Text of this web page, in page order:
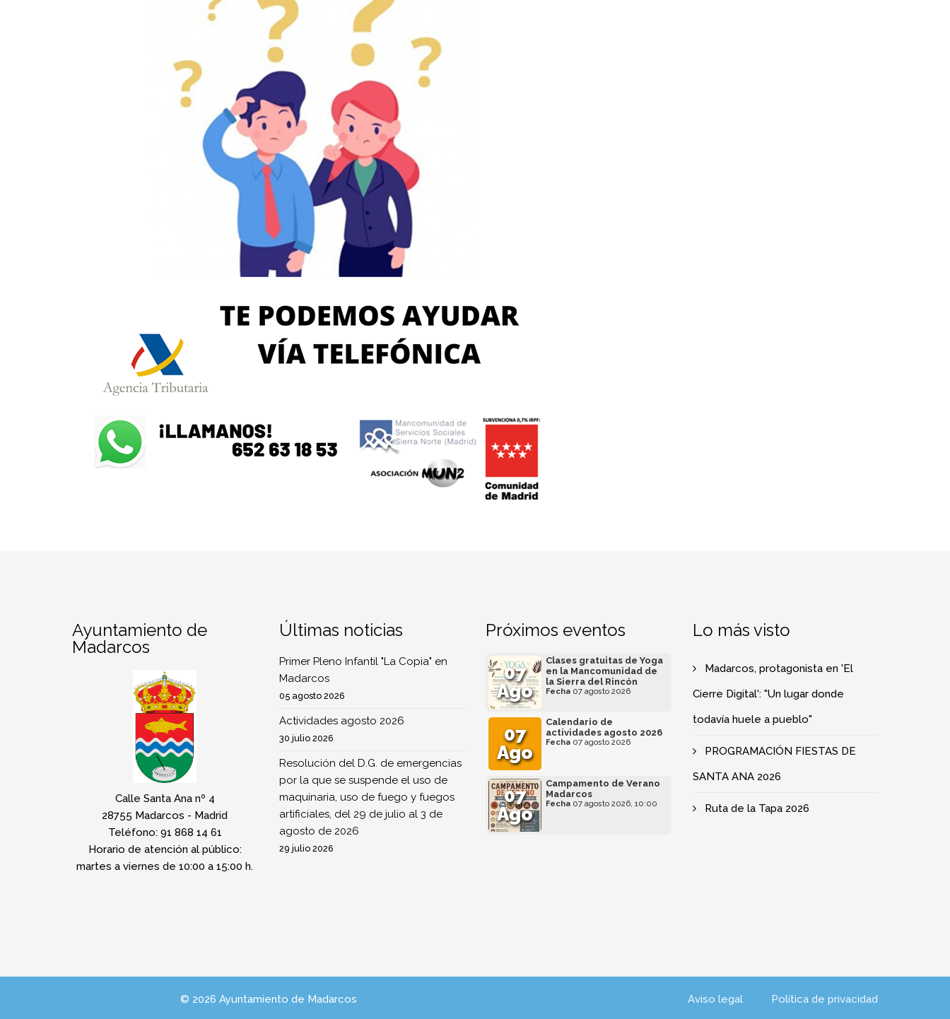
Ayuntamiento de
Madarcos
Calle Santa Ana nº 4
28755 Madarcos - Madrid
Teléfono: 91 868 14 61
Horario de atención al público:
martes a viernes de 10:00 a 15:00 h.
Últimas noticias
Primer Pleno Infantil "La Copia" en
Madarcos
05 agosto 2026
Actividades agosto 2026
30 julio 2026
Resolución del D.G. de emergencias
por la que se suspende el uso de
maquinaria, uso de fuego y fuegos
artificiales, del 29 de julio al 3 de
agosto de 2026
29 julio 2026
Próximos eventos
07
Ago
Clases gratuitas de Yoga
en la Mancomunidad de
la Sierra del Rincón
Fecha 07 agosto 2026
07
Ago
Calendario de
actividades agosto 2026
Fecha 07 agosto 2026
07
Ago
Campamento de Verano
Madarcos
Fecha 07 agosto 2026, 10:00
Lo más visto
Madarcos, protagonista en 'El
Cierre Digital': "Un lugar donde
todavía huele a pueblo"
PROGRAMACIÓN FIESTAS DE
SANTA ANA 2026
Ruta de la Tapa 2026
© 2026 Ayuntamiento de Madarcos Aviso legal Política de privacidad